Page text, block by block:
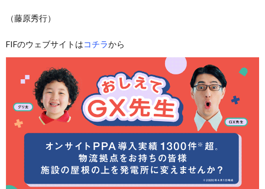
（藤原秀行）
FIFのウェブサイトはコチラから